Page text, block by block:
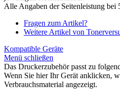
Alle Angaben der Seitenleistung
Fragen zum Artikel?
Weitere Artikel von
Kompatible Geräte
Menü schließen
Das Druckerzubehör passt zu
Wenn Sie hier Ihr Gerät anklicken,
Verbrauchsmaterial angezeigt.